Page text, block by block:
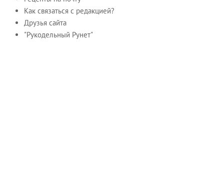
Как связаться с редакцией?
Друзья сайта
"Рукодельный Рунет"